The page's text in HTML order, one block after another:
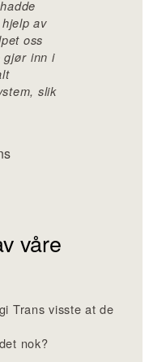
av
oss
gjør inn i
slik
våre
Trans visste at de
nok?